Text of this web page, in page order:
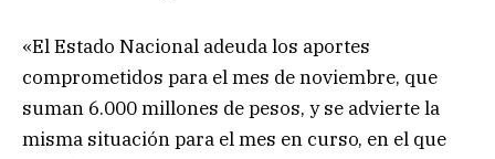
«El Estado Nacional adeuda los aportes
comprometidos para el mes de noviembre, que
suman 6.000 millones de pesos, y se advierte la
misma situación para el mes en curso, en el que